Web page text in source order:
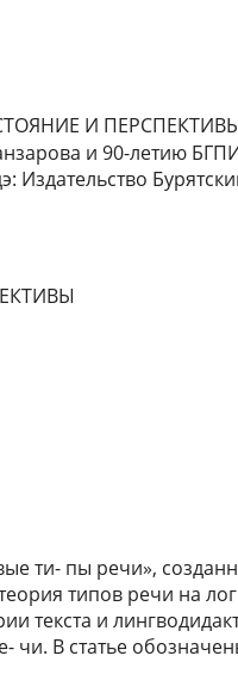
И ПЕРСПЕКТИВЫ //
и 90-летию
ти- пы речи»,
типов речи на
текста и
чи. В статье